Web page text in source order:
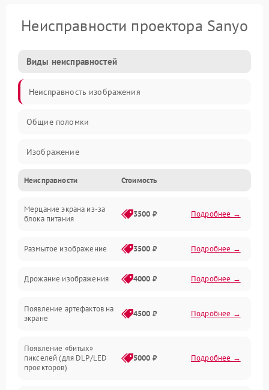
Неисправности проектора Sanyo
Виды неисправностей
Неисправность изображения
Общие поломки
Изображение
Лампа подсветки
Неисправность управления и интерфейсов
Неисправности Стоимость
Мерцание экрана из-за
блока питания
3500 ₽ Подробнее →
Размытое изображение 3500 ₽ Подробнее →
Дрожание изображения 4000 ₽ Подробнее →
Появление артефактов на
экране
4500 ₽ Подробнее →
Появление «битых»
пикселей (для DLP/LED
проекторов)
5000 ₽ Подробнее →